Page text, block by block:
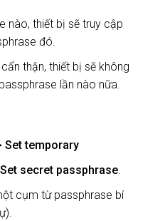
nào, thiết bị sẽ truy cập
đó.
thận, thiết bị sẽ không
lần nào nữa.
Set temporary
Set secret passphrase.
cụm từ passphrase bí